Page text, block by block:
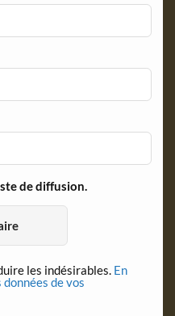
de diffusion.
les indésirables. En
de vos